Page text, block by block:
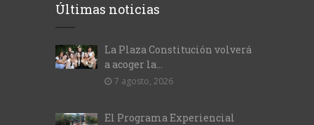
Últimas noticias
La Plaza Constitución volverá
a acoger la...
7 agosto, 2026
El Programa Experiencial